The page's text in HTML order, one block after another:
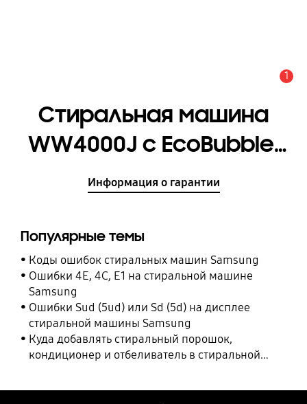
1
Стиральная машина
WW4000J с EcoBubble,
6.5 кг
Информация о гарантии
Популярные темы
Коды ошибок стиральных машин Samsung
Ошибки 4E, 4C, E1 на стиральной машине
Samsung
Ошибки Sud (5ud) или Sd (5d) на дисплее
стиральной машины Samsung
Куда добавлять стиральный порошок,
кондиционер и отбеливатель в стиральной